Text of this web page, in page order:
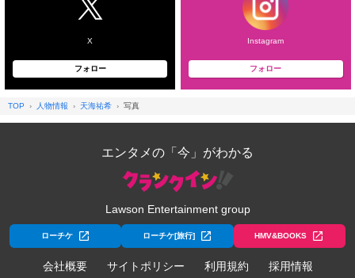
X
フォロー
Instagram
フォロー
TOP 人物情報 天海祐希 写真
エンタメの「今」がわかる
Lawson Entertainment group
ローチケ ローチケ[旅行] HMV&BOOKS
会社概要 サイトポリシー 利用規約 採用情報